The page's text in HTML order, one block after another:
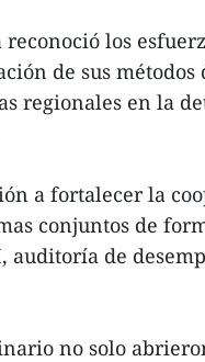
los
de sus
regionales en la
a fortalecer la
conjuntos de
auditoría de
no solo